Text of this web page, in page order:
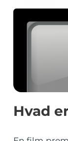
Hvad